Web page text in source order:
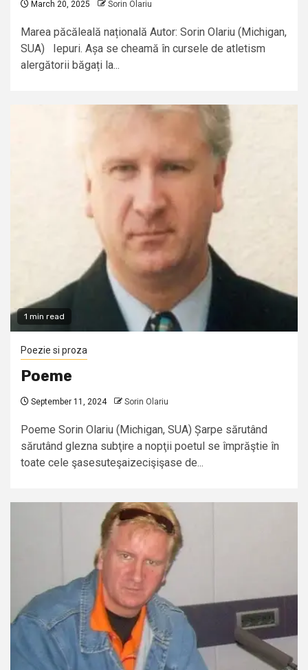
March 20, 2025 Sorin Olariu
Marea păcăleală națională Autor: Sorin Olariu (Michigan,
SUA) Iepuri. Așa se cheamă în cursele de atletism
alergătorii băgați la...
1 min read
Poezie si proza
Poeme
September 11, 2024 Sorin Olariu
Poeme Sorin Olariu (Michigan, SUA) Șarpe sărutând
sărutând glezna subţire a nopţii poetul se împrăştie în
toate cele şasesuteşaizecişişase de...